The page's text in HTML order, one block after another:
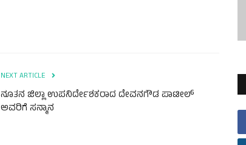
NEXT ARTICLE
ನೂತನ ಜಿಲ್ಲಾ ಉಪನಿರ್ದೇಶಕರಾದ ದೇವನಗೌಡ ಪಾಟೀಲ್
ಅವರಿಗೆ ಸನ್ಮಾನ